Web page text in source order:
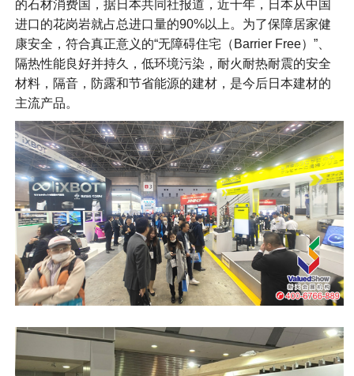
的石材消费国，据日本共同社报道，近十年，日本从中国
进口的花岗岩就占总进口量的90%以上。为了保障居家健
康安全，符合真正意义的“无障碍住宅（Barrier Free）”、
隔热性能良好并持久，低环境污染，耐火耐热耐震的安全
材料，隔音，防露和节省能源的建材，是今后日本建材的
主流产品。